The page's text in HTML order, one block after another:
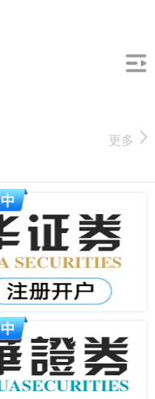
更多